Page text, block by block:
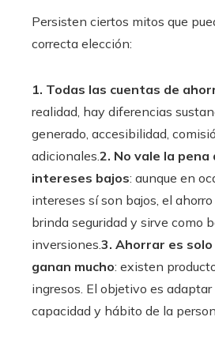
Persisten ciertos mitos que
correcta elección:
1. Todas las cuentas de
realidad, hay diferencias
generado, accesibilidad,
adicionales. 2. No vale la
intereses bajos: aunque en
intereses sí son bajos, el
brinda seguridad y sirve como
inversiones. 3. Ahorrar es
ganan mucho: existen
ingresos. El objetivo es
capacidad y hábito de la